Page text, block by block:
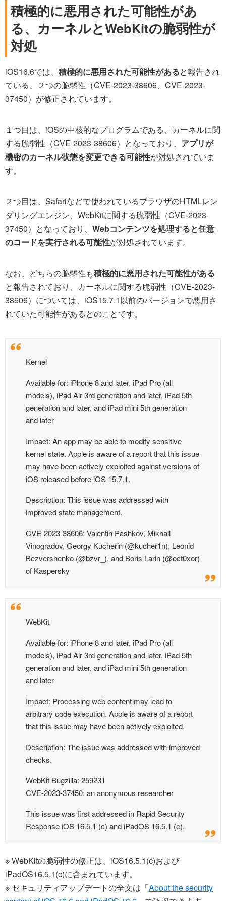
積極的に悪用された可能性があ
る、カーネルとWebKitの脆弱性が
対処
iOS16.6では、 積極的に悪用された可能性があると報告され
ている、２つの脆弱性（CVE-2023-38606、CVE-2023-
37450）が修正されています。
１つ目は、iOSの中核的なプログラムである、カーネルに関
する脆弱性（CVE-2023-38606）となっており、 アプリが
機密のカーネル状態を変更できる可能性が対処されていま
す。
２つ目は、Safariなどで使われているブラウザのHTMLレン
ダリングエンジン、WebKitに関する脆弱性（CVE-2023-
37450）となっており、 Webコンテンツを処理すると任意
のコードを実行される可能性が対処されています。
なお、どちらの脆弱性も積極的に悪用された可能性がある
と報告されており、カーネルに関する脆弱性（CVE-2023-
38606）については、iOS15.7.1以前のバージョンで悪用さ
れていた可能性があるとのことです。
Kernel
Available for: iPhone 8 and later, iPad Pro (all
models), iPad Air 3rd generation and later, iPad 5th
generation and later, and iPad mini 5th generation
and later
Impact: An app may be able to modify sensitive
kernel state. Apple is aware of a report that this issue
may have been actively exploited against versions of
iOS released before iOS 15.7.1.
Description: This issue was addressed with
improved state management.
CVE-2023-38606: Valentin Pashkov, Mikhail
Vinogradov, Georgy Kucherin (@kucher1n), Leonid
Bezvershenko (@bzvr_), and Boris Larin (@oct0xor)
of Kaspersky
WebKit
Available for: iPhone 8 and later, iPad Pro (all
models), iPad Air 3rd generation and later, iPad 5th
generation and later, and iPad mini 5th generation
and later
Impact: Processing web content may lead to
arbitrary code execution. Apple is aware of a report
that this issue may have been actively exploited.
Description: The issue was addressed with improved
checks.
WebKit Bugzilla: 259231
CVE-2023-37450: an anonymous researcher
This issue was first addressed in Rapid Security
Response iOS 16.5.1 (c) and iPadOS 16.5.1 (c).
※ WebKitの脆弱性の修正は、iOS16.5.1(c)および
iPadOS16.5.1(c)に含まれています。
※ セキュリティアップデートの全文は「About the security